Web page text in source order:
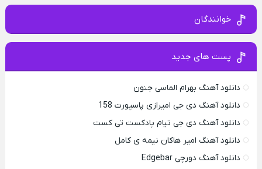
خوانندگان
پست های جدید
دانلود آهنگ بهرام الماسی جنون
دانلود آهنگ دی جی امیرازی پاسپورت 158
دانلود آهنگ دی جی تیام پادکست تی کست
دانلود آهنگ امیر هاکان نیمه ی کامل
دانلود آهنگ دورچی Edgebar